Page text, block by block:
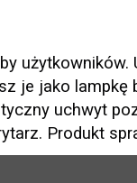
użytkowników.
je jako lampkę
uchwyt
Produkt